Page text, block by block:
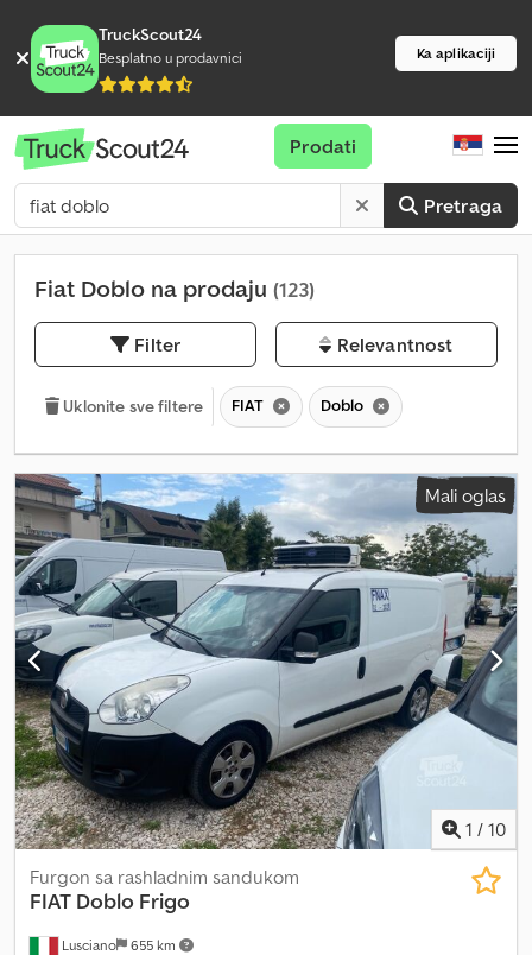
TruckScout24
Besplatno u prodavnici Ka aplikaciji
Pretraga
Prodati
Fiat Doblo na prodaju (123)
Filter Relevantnost
Uklonite sve filtere FIAT Doblo
Mali oglas
1 / 10
Lusciano 655 km
Furgon sa rashladnim sandukom
FIAT Doblo Frigo